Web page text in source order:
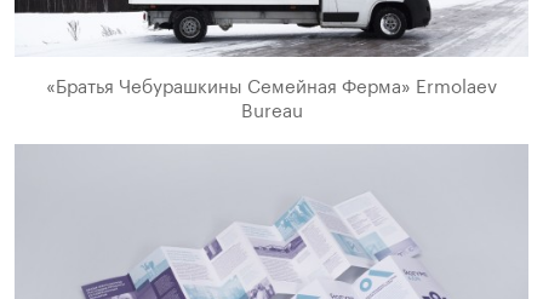
«Братья Чебурашкины Семейная Ферма» Ermolaev
Bureau